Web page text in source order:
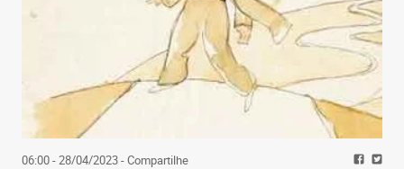
06:00 - 28/04/2023- Compartilhe